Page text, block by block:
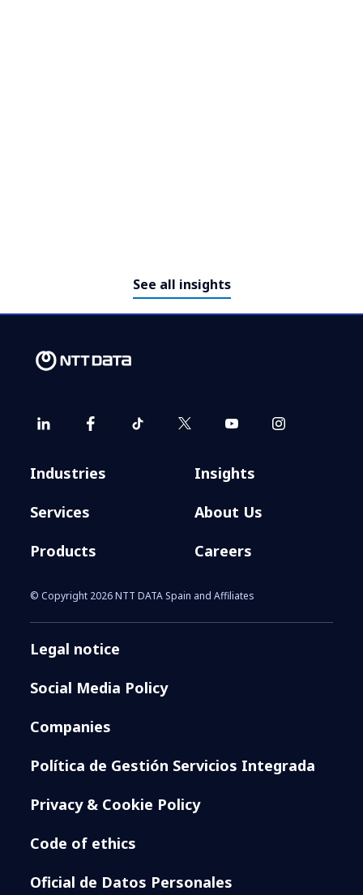
Telecomunicaciones: IA,
Modelos de Negocio
See all insights
Industries
Services
Products
Insights
About Us
Careers
© Copyright 2026 NTT DATA Spain and Affiliates
Legal notice
Social Media Policy
Companies
Política de Gestión Servicios Integrada
Privacy & Cookie Policy
Code of ethics
Oficial de Datos Personales